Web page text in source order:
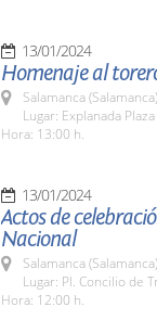
13/01/2024
Homenaje al
Salamanca (Salamanca)
Lugar: Explanada
Hora: 13:00 h.
13/01/2024
Actos de
Nacional
Salamanca (Salamanca)
Lugar: Pl. Concilio de
Hora: 12:00 h.